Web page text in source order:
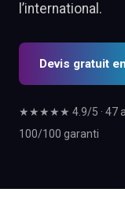
l’international.
Devis gratuit
★★★★★ 4.9/5 · 47
100/100 garanti